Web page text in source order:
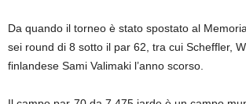
Da quando il torneo è stato spostato al
sei round di 8 sotto il par 62, tra cui Scheffler,
finlandese Sami Valimaki l’anno scorso.